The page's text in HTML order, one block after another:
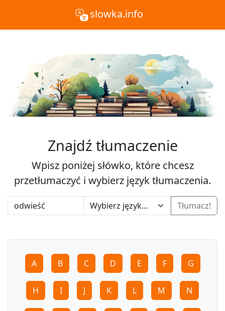
slowka.info
Znajdź tłumaczenie
Wpisz poniżej słówko, które chcesz
przetłumaczyć i wybierz język tłumaczenia.
Tłumacz!
A B C D E F G
H I J K L M N